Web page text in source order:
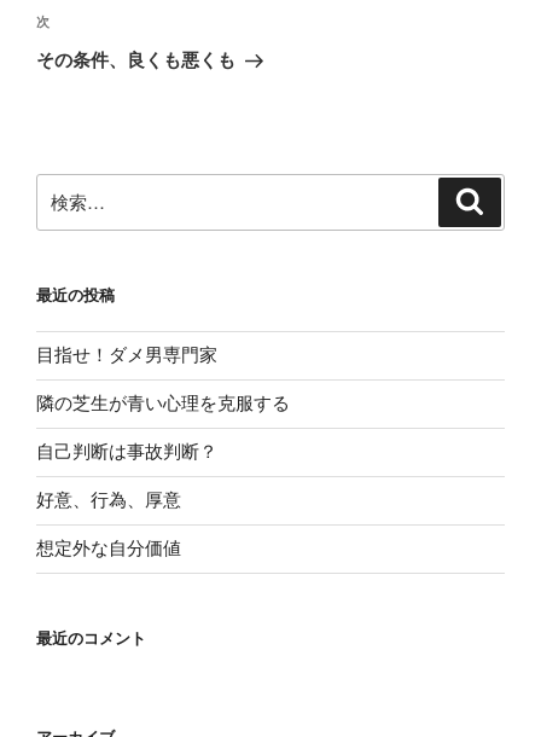
ビ
ゲ
ン
稿
次
の
次
その条件、良くも悪くも
索:
最近の投稿
目指せ！ダメ男専門家
隣の芝生が青い心理を克服する
自己判断は事故判断？
好意、行為、厚意
想定外な自分価値
最近のコメント